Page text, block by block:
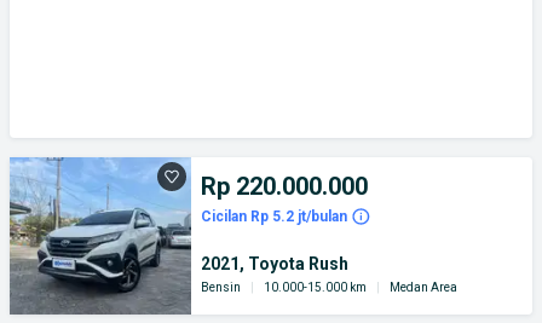
Rp 220.000.000
Cicilan Rp 5.2 jt/bulan
2021, Toyota Rush
Bensin 10.000-15.000 km Medan Area